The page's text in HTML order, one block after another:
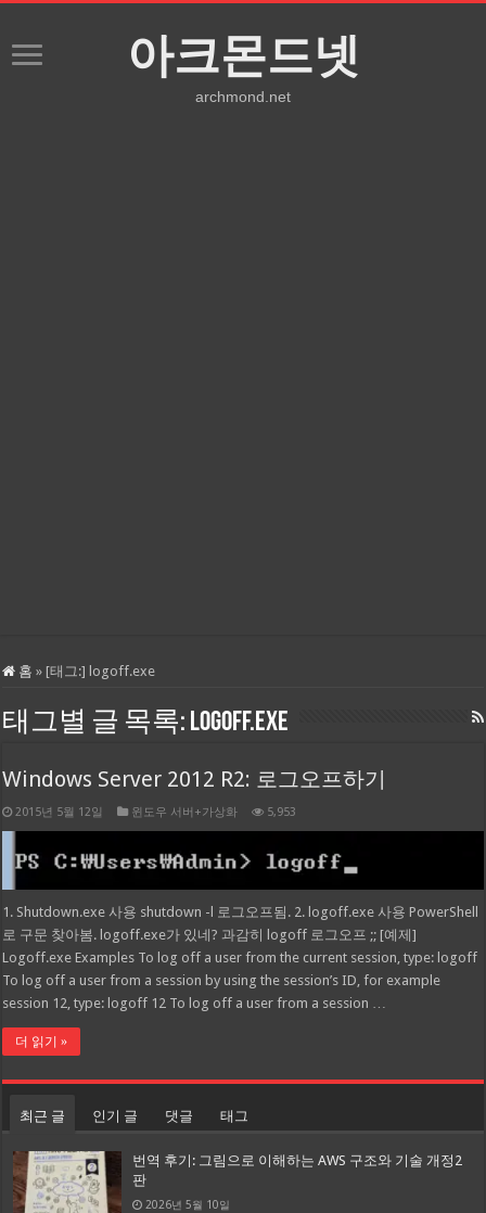
아크몬드넷
archmond.net
홈 » [태그:] logoff.exe
태그별 글 목록: logoff.exe
Windows Server 2012 R2: 로그오프하기
2015년 5월 12일 윈도우 서버+가상화 5,953
1. Shutdown.exe 사용 shutdown -l 로그오프됨. 2. logoff.exe 사용 PowerShell
로 구문 찾아봄. logoff.exe가 있네? 과감히 logoff 로그오프 ;; [예제]
Logoff.exe Examples To log off a user from the current session, type: logoff
To log off a user from a session by using the session’s ID, for example
session 12, type: logoff 12 To log off a user from a session …
더 읽기 »
최근 글 인기 글 댓글 태그
번역 후기: 그림으로 이해하는 AWS 구조와 기술 개정2
판
2026년 5월 10일